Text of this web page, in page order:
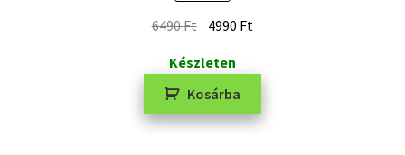
6490Ft 4990 Ft
Készleten
Kosárba